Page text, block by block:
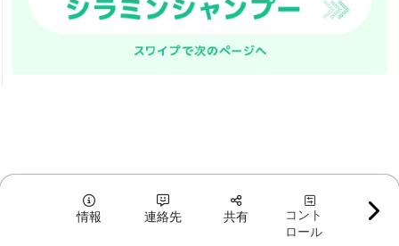
情報 連絡先 共有
コント
ロール